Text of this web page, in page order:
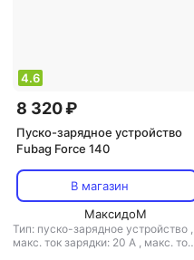
4.6
8 320 ₽
Пуско-зарядное устройство
Fubag Force 140
В магазин
МаксидоМ
Тип: пуско-зарядное устройство ,
макс. ток зарядки: 20 А , макс. ток